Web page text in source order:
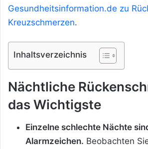
Gesundheitsinformation.de zu
Kreuzschmerzen.
Inhaltsverzeichnis
Nächtliche
das Wichtigste
Einzelne schlechte Nächte
Alarmzeichen. Beobachten